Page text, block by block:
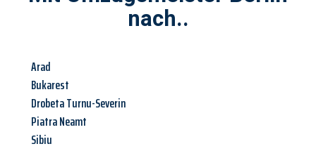
nach..
Arad
Bukarest
Drobeta Turnu-Severin
Piatra Neamt
Sibiu